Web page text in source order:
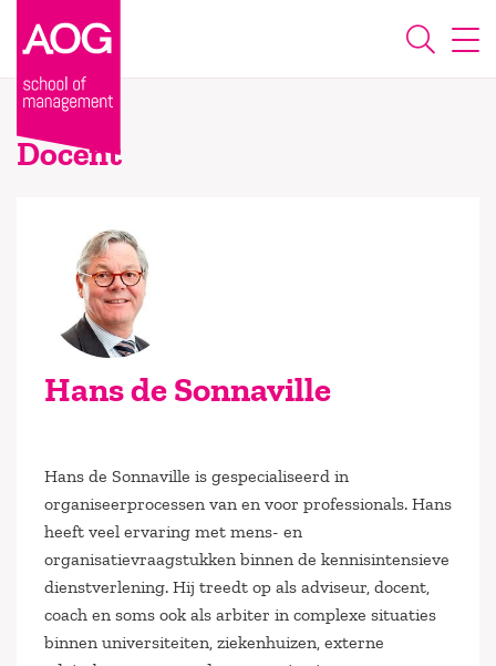
Docent
Hans de Sonnaville
Hans de Sonnaville is gespecialiseerd in
organiseerprocessen van en voor professionals. Hans
heeft veel ervaring met mens- en
organisatievraagstukken binnen de kennisintensieve
dienstverlening. Hij treedt op als adviseur, docent,
coach en soms ook als arbiter in complexe situaties
binnen universiteiten, ziekenhuizen, externe